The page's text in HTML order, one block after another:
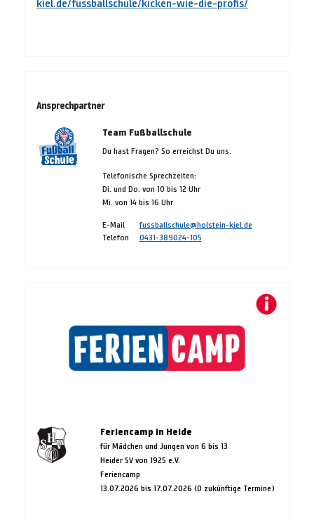
kiel.de/fussballschule/kicken-wie-die-profis/
Ansprechpartner
Team Fußballschule
Du hast Fragen? So erreichst Du uns.
Telefonische Sprechzeiten:
Di. und Do. von 10 bis 12 Uhr
Mi. von 14 bis 16 Uhr
E-Mail
fussballschule@holstein-kiel.de
Telefon
0431-389024-105
Feriencamp in Heide
für Mädchen und Jungen von 6 bis 13
Heider SV von 1925 e.V.
Feriencamp
13.07.2026 bis 17.07.2026 (0 zukünftige Termine)